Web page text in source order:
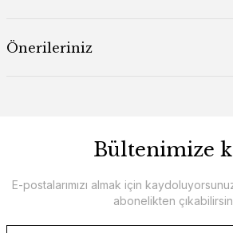
Önerileriniz
Bültenimize
E-postalarımızı almak için
abonelikten